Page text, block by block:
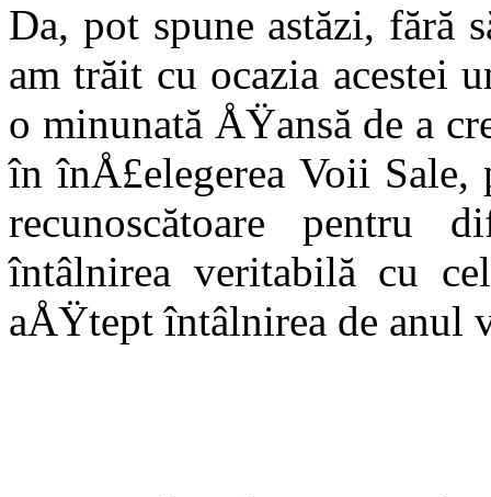
Da, pot spune astăzi, fără
am trăit cu ocazia acestei
o minunată ÅŸansă de a
în înÅ£elegerea Voii Sale,
recunoscătoare pentru
întâlnirea veritabilă cu
aÅŸtept în­tâlnirea de anul